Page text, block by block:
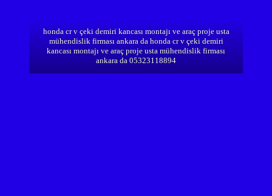
honda cr v çeki demiri kancası montajı ve araç proje usta
mühendislik firması ankara da honda cr v çeki demiri
kancası montajı ve araç proje usta mühendislik firması
ankara da 05323118894